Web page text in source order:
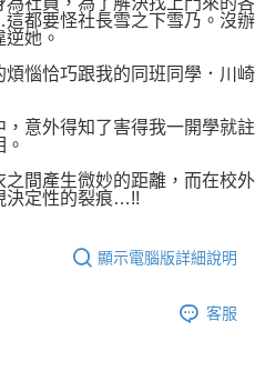
度不足之情形，本公司將視審查結果
資訊註冊。若發現惡意使用之情形，
戶之使用額度並採取法律行動。
查看運費
都要怪社長雪之下雪乃。沒辦
她。
惱恰巧跟我的同班同學．川崎
意外得知了害得我一開學就註
間產生微妙的距離，而在校外
決定性的裂痕…!!
顯示電腦版詳細說明
客服